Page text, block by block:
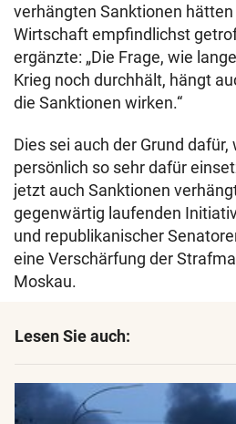
verhängten Sanktionen hätten
Wirtschaft empfindlichst
ergänzte: „Die Frage, wie
Krieg noch durchhält, hängt
die Sanktionen wirken.“
Dies sei auch der Grund dafür,
persönlich so sehr dafür
jetzt auch Sanktionen
gegenwärtig laufenden
und republikanischer
eine Verschärfung der
Moskau.
Lesen Sie auch: